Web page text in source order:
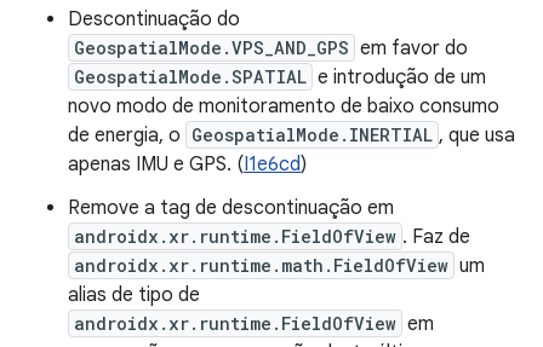
Descontinuação do
GeospatialMode.VPS_AND_GPS em favor do
GeospatialMode.SPATIAL e introdução de um
novo modo de monitoramento de baixo consumo
de energia, o GeospatialMode.INERTIAL , que usa
apenas IMU e GPS. (I1e6cd)
Remove a tag de descontinuação em
androidx.xr.runtime.FieldOfView . Faz de
androidx.xr.runtime.math.FieldOfView um
alias de tipo de
androidx.xr.runtime.FieldOfView em